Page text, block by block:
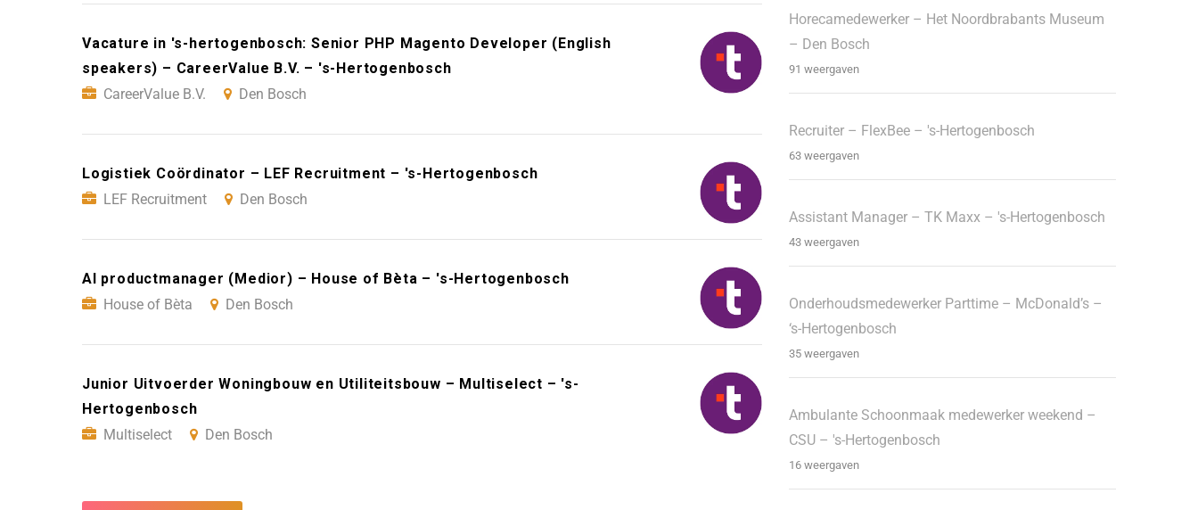
Vacature in 's-hertogenbosch: Senior PHP Magento Developer (English
speakers) – CareerValue B.V. – 's-Hertogenbosch
CareerValue B.V.
Den Bosch
Logistiek Coördinator – LEF Recruitment – 's-Hertogenbosch
LEF Recruitment
Den Bosch
AI productmanager (Medior) – House of Bèta – 's-Hertogenbosch
House of Bèta
Den Bosch
Junior Uitvoerder Woningbouw en Utiliteitsbouw – Multiselect – 's-
Hertogenbosch
Multiselect
Den Bosch
Horecamedewerker – Het Noordbrabants Museum
– Den Bosch
91 weergaven
Recruiter – FlexBee – 's-Hertogenbosch
63 weergaven
Assistant Manager – TK Maxx – 's-Hertogenbosch
43 weergaven
Onderhoudsmedewerker Parttime – McDonald’s –
‘s-Hertogenbosch
35 weergaven
Ambulante Schoonmaak medewerker weekend –
CSU – 's-Hertogenbosch
16 weergaven